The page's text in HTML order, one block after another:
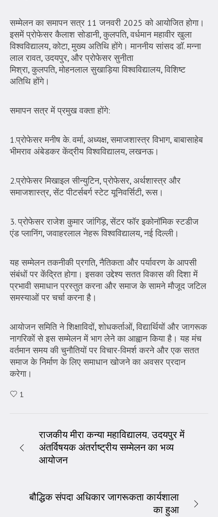
सम्मेलन का समापन सत्र 11 जनवरी 2025 को आयोजित होगा।
इसमें प्रोफेसर कैलाश सोडानी, कुलपति, वर्धमान महावीर खुला
विश्वविद्यालय, कोटा, मुख्य अतिथि होंगे। माननीय सांसद डॉ. मन्ना
लाल रावत, उदयपुर, और प्रोफेसर सुनीता
मिश्रा, कुलपति, मोहनलाल सुखाड़िया विश्वविद्यालय, विशिष्ट
अतिथि होंगे।
समापन सत्र में प्रमुख वक्ता होंगे:
1.प्रोफेसर मनीष के. वर्मा, अध्यक्ष, समाजशास्त्र विभाग, बाबासाहेब
भीमराव अंबेडकर केंद्रीय विश्वविद्यालय, लखनऊ।
2.प्रोफेसर मिखाइल सीन्युटिन, प्रोफेसर, अर्थशास्त्र और
समाजशास्त्र, सेंट पीटर्सबर्ग स्टेट यूनिवर्सिटी, रूस।
3. प्रोफेसर राजेश कुमार जांगिड़, सेंटर फॉर इकोनॉमिक स्टडीज
एंड प्लानिंग, जवाहरलाल नेहरू विश्वविद्यालय, नई दिल्ली।
यह सम्मेलन तकनीकी प्रगति, नैतिकता और पर्यावरण के आपसी
संबंधों पर केंद्रित होगा। इसका उद्देश्य सतत विकास की दिशा में
प्रभावी समाधान प्रस्तुत करना और समाज के सामने मौजूद जटिल
समस्याओं पर चर्चा करना है।
आयोजन समिति ने शिक्षाविदों, शोधकर्ताओं, विद्यार्थियों और जागरूक
नागरिकों से इस सम्मेलन में भाग लेने का आह्वान किया है। यह मंच
वर्तमान समय की चुनौतियों पर विचार-विमर्श करने और एक सतत
समाज के निर्माण के लिए समाधान खोजने का अवसर प्रदान
करेगा।
1
राजकीय मीरा कन्या महाविद्यालय, उदयपुर में
अंतर्विषयक अंतर्राष्ट्रीय सम्मेलन का भव्य
आयोजन
बौद्धिक संपदा अधिकार जागरूकता कार्यशाला
का हुआ